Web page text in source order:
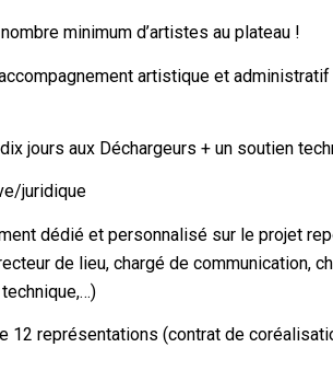
minimum d’artistes au plateau !
artistique et administratif
jours aux Déchargeurs + un soutien
juridique
dédié et personnalisé sur le projet
de lieu, chargé de communication,
12 représentations (contrat de